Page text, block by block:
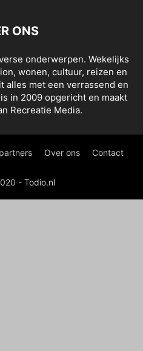
ONS
onderwerpen. Wekelijks
wonen, cultuur, reizen en
alles met een verrassend en
in 2009 opgericht en maakt
Recreatie Media.
Over ons Contact
- Todio.nl